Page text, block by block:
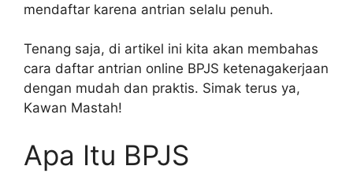
mendaftar karena antrian selalu penuh.
Tenang saja, di artikel ini kita akan membahas
cara daftar antrian online BPJS ketenagakerjaan
dengan mudah dan praktis. Simak terus ya,
Kawan Mastah!
Apa Itu BPJS